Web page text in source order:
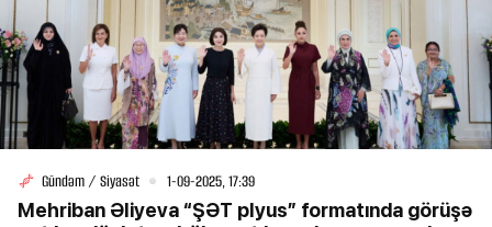
Gündəm / Siyasət 1-09-2025, 17:39
Mehriban Əliyeva “ŞƏT plyus” formatında görüşə